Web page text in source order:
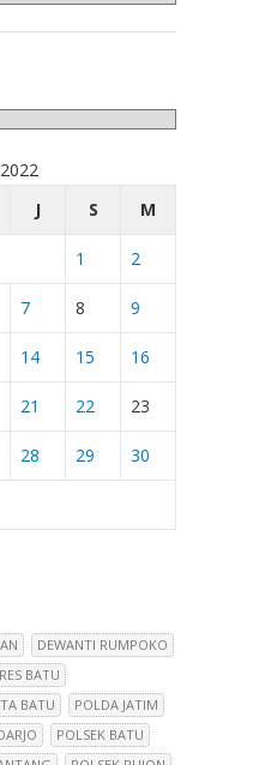
J S M
1 2
7 8 9
14 15 16
21 22 23
28 29 30
DEWANTI RUMPOKO
BATU
BATU
POLDA JATIM
POLSEK BATU